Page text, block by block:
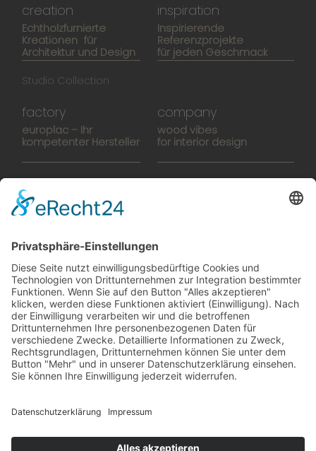
creation
Echtholzfurnierte
Kreationen für
Architektur und Design
Studio Collection
inspiration
Inspirierende
Referenzprojekte
für jeden Geschmack
factory
europlac – Ihr
kompetenter Hersteller
Hightech-Fertigung
Manufaktur
company
wood vibes
for interior design
europlacHOUSE
Karriere
Booklet
SalesTools
green vibes
Auf dem Weg in eine
lebenswerte Zukunft
© 2024 Europlac. All Rights Reserved